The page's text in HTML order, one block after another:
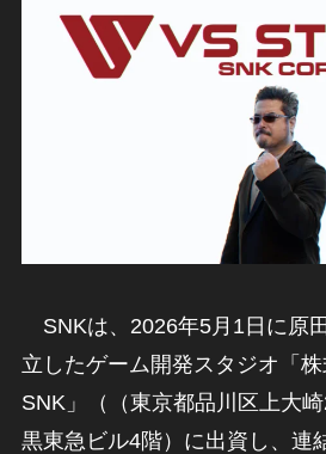
SNKは、2026年5月1日に原
立したゲーム開発スタジオ「
SNK」（（東京都品川区上大
黒東急ビル4階）に出資し、連